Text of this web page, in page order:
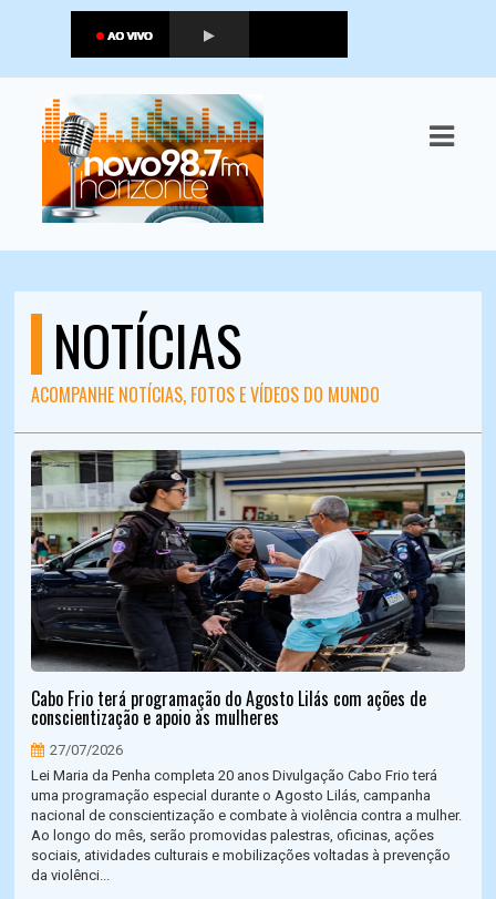
NOTÍCIAS
ACOMPANHE NOTÍCIAS, FOTOS E VÍDEOS DO MUNDO
Cabo Frio terá programação do Agosto Lilás com ações de
conscientização e apoio às mulheres
27/07/2026
Lei Maria da Penha completa 20 anos Divulgação Cabo Frio terá
uma programação especial durante o Agosto Lilás, campanha
nacional de conscientização e combate à violência contra a mulher.
Ao longo do mês, serão promovidas palestras, oficinas, ações
sociais, atividades culturais e mobilizações voltadas à prevenção
da violênci...